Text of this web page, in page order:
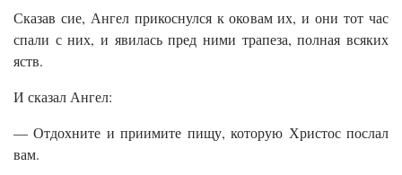
Сказав сие, Ангел прикоснулся к оковам их, и они тот час
спали с них, и явилась пред ними трапеза, полная всяких
яств.
И сказал Ангел:
— Отдохните и приимите пищу, которую Христос послал
вам.